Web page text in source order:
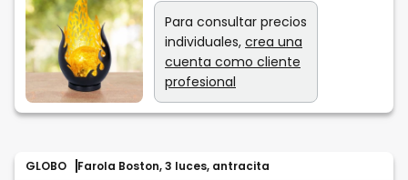
Para consultar precios
individuales, crea una
cuenta como cliente
profesional
GLOBO Farola Boston, 3 luces, antracita